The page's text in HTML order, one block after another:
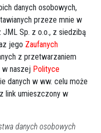
Kino Jantar
danych osobowych,
przeze mnie w
Sp. z o.o., z siedzibą
jego Zaufanych
z przetwarzaniem
w naszej Polityce
danych w ww. celu może
link umieszczony w
danych osobowych